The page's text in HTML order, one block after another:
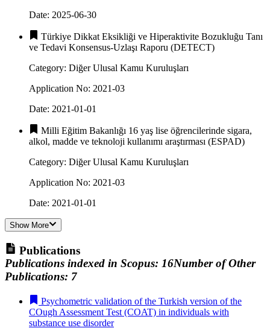
Date: 2025-06-30
Türkiye Dikkat Eksikliği ve Hiperaktivite Bozukluğu Tanı
ve Tedavi Konsensus-Uzlaşı Raporu (DETECT)
Category: Diğer Ulusal Kamu Kuruluşları
Application No: 2021-03
Date: 2021-01-01
Milli Eğitim Bakanlığı 16 yaş lise öğrencilerinde sigara,
alkol, madde ve teknoloji kullanımı araştırması (ESPAD)
Category: Diğer Ulusal Kamu Kuruluşları
Application No: 2021-03
Date: 2021-01-01
Show More
Publications
Publications indexed in Scopus: 16Number of Other
Publications: 7
Psychometric validation of the Turkish version of the
COugh Assessment Test (COAT) in individuals with
substance use disorder